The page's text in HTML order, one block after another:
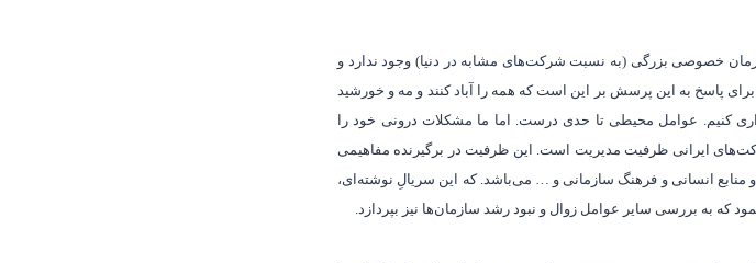
خصوصی بزرگی (به نسبت شرکت‌های مشابه در دنیا) وجود ندارد و
پاسخ به این پرسش بر این است که همه را آباد کنند و مه و خورشید
کنیم. عوامل محیطی تا حدی درست. اما ما مشکلات درونی خود را
ایرانی ظرفیت مدیریت است. این ظرفیت در برگیرنده مفاهیمی
و منابع انسانی و فرهنگ سازمانی و … می‌باشد. که این سریالِ نوشتهای،
که به بررسی سایر عوامل زوال و نبود رشد سازمانها نیز بپردازد.